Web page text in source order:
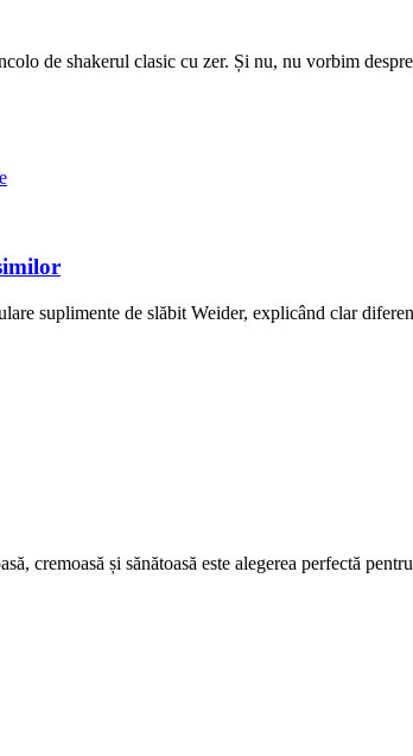
de shakerul clasic cu zer. Și nu, nu vorbim
suplimente de slăbit Weider, explicând clar
cremoasă și sănătoasă este alegerea perfectă